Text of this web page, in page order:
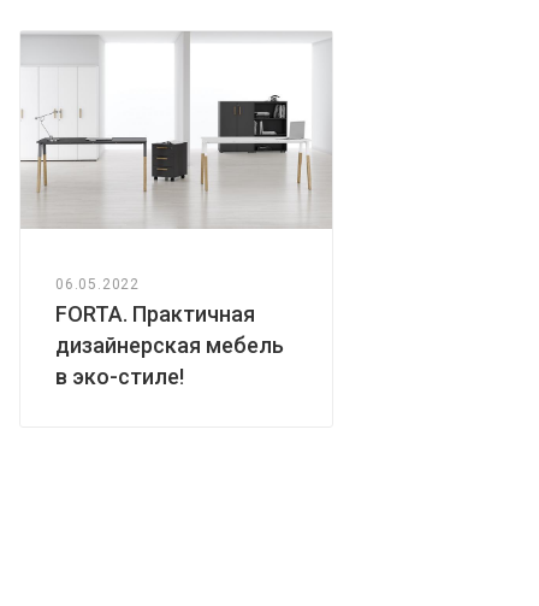
06.05.2022
FORTA. Практичная
дизайнерская мебель
в эко-стиле!